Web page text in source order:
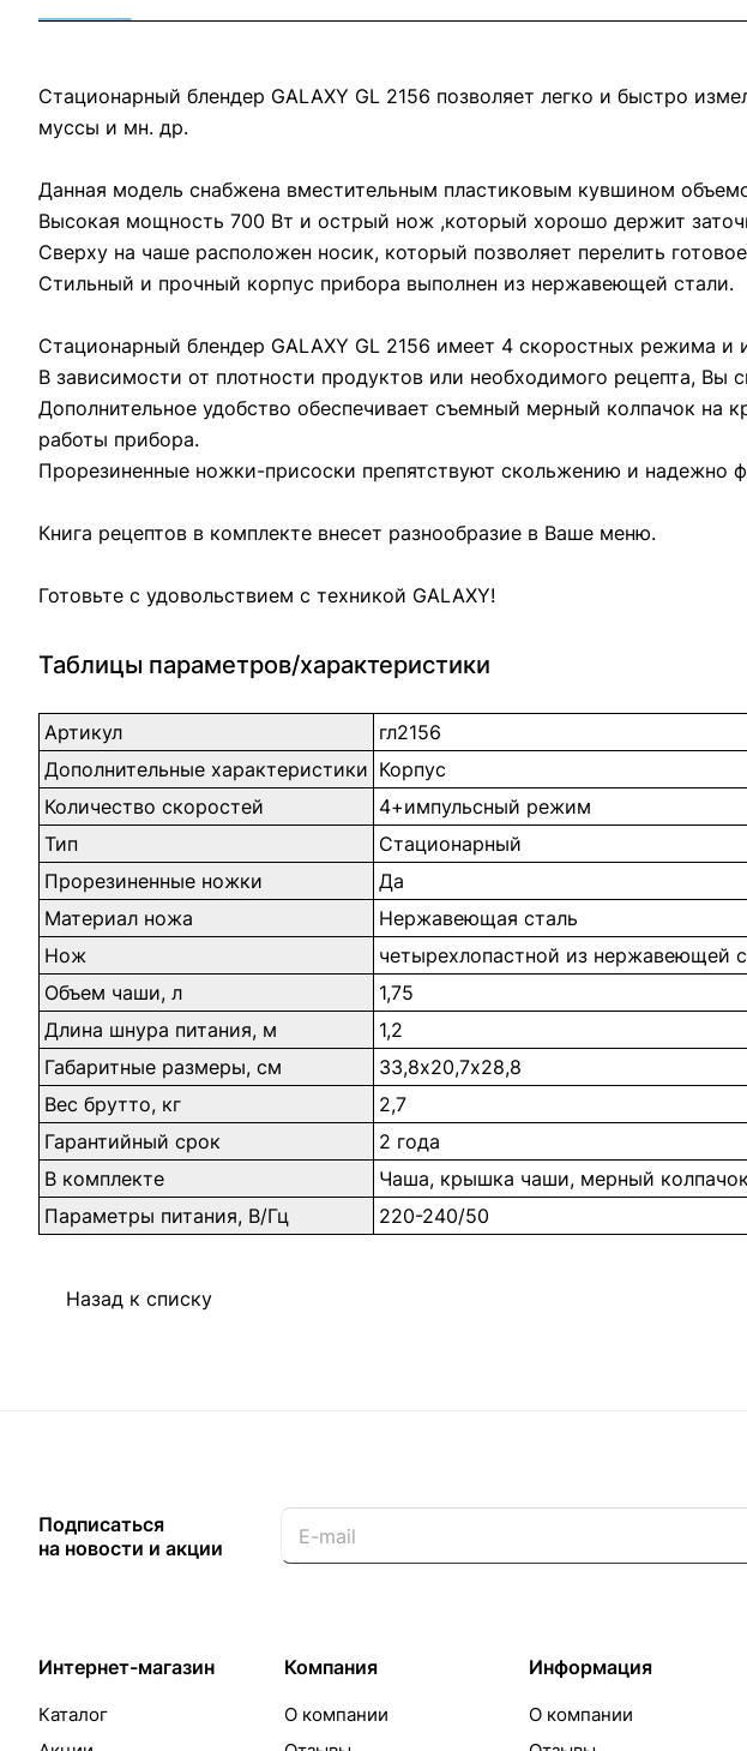
Стационарный блендер GALAXY GL 2156 позволяет легко и быстро
муссы и мн. др.
Данная модель снабжена вместительным пластиковым кувшином
Высокая мощность 700 Вт и острый нож ,который хорошо держит
Сверху на чаше расположен носик, который позволяет перелить
Стильный и прочный корпус прибора выполнен из нержавеющей стали.
Стационарный блендер GALAXY GL 2156 имеет 4 скоростных режима
В зависимости от плотности продуктов или необходимого рецепта, Вы
Дополнительное удобство обеспечивает съемный мерный колпачок на
работы прибора.
Прорезиненные ножки-присоски препятствуют скольжению и надежно
Книга рецептов в комплекте внесет разнообразие в Ваше меню.
Готовьте с удовольствием с техникой GALAXY!
Таблицы параметров/характеристики
Артикул
гл2156
Дополнительные характеристики Корпус
Количество скоростей
4+импульсный режим
Тип
Стационарный
Прорезиненные ножки
Да
Материал ножа
Нержавеющая сталь
Нож
четырехлопастной из нержавеющей
Объем чаши, л
1,75
Длина шнура питания, м
1,2
Габаритные размеры, см
33,8х20,7х28,8
Вес брутто, кг
2,7
Гарантийный срок
2 года
В комплекте
Чаша, крышка чаши, мерный
Параметры питания, В/Гц
220-240/50
Назад к списку
Подписаться
на новости и акции
Интернет-магазин
Каталог
Компания
О компании
Информация
О компании